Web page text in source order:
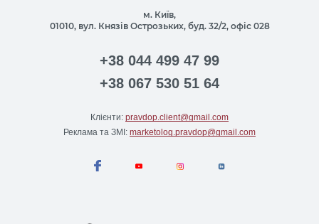
м. Київ,
01010, вул. Князів Острозьких, буд. 32/2, офіс 028
+38 044 499 47 99
+38 067 530 51 64
Клієнти: pravdop.client@gmail.com
Реклама та ЗМІ: marketolog.pravdop@gmail.com